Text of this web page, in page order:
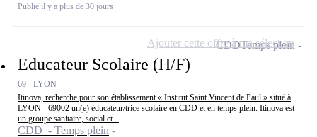
Publié il y a plus de 30 jours
Educateur Scolaire (H/F)
69 - LYON
Itinova, recherche pour son établissement « Institut Saint Vincent de Paul » situé à
LYON - 69002 un(e) éducateur/trice scolaire en CDD et en temps plein. Itinova est
un groupe sanitaire, social et...
CDD - Temps plein
CDDTemps plein
Ajouter cette offre à ma sélection